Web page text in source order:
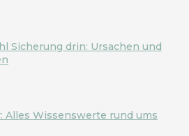
Sicherung drin: Ursachen und
Alles Wissenswerte rund ums